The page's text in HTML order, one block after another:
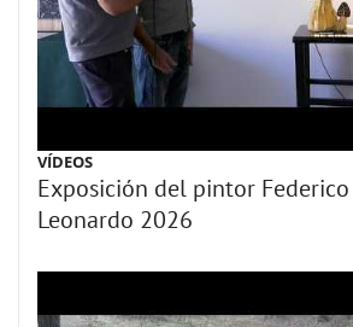
VÍDEOS
Exposición del pintor Federico
Leonardo 2026